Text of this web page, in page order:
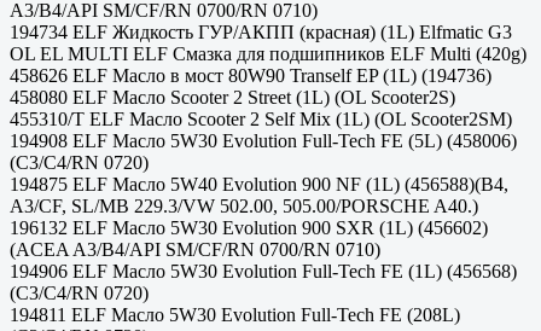
A3/B4/API SM/CF/RN 0700/RN 0710)
194734 ELF Жидкость ГУР/АКПП (красная) (1L) Elfmatic G3
OL EL MULTI ELF Смазка для подшипников ELF Multi (420g)
458626 ELF Масло в мост 80W90 Tranself EP (1L) (194736)
458080 ELF Масло Scooter 2 Street (1L) (OL Scooter2S)
455310/T ELF Масло Scooter 2 Self Mix (1L) (OL Scooter2SM)
194908 ELF Масло 5W30 Evolution Full-Tech FE (5L) (458006)
(C3/C4/RN 0720)
194875 ELF Масло 5W40 Evolution 900 NF (1L) (456588)(B4,
A3/CF, SL/MB 229.3/VW 502.00, 505.00/PORSCHE A40.)
196132 ELF Масло 5W30 Evolution 900 SXR (1L) (456602)
(ACEA A3/B4/API SM/CF/RN 0700/RN 0710)
194906 ELF Масло 5W30 Evolution Full-Tech FE (1L) (456568)
(C3/C4/RN 0720)
194811 ELF Масло 5W30 Evolution Full-Tech FE (208L)